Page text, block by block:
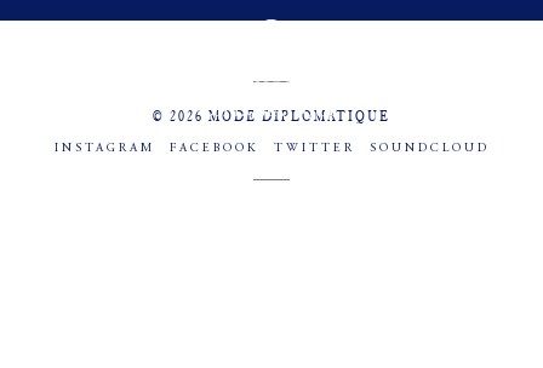
© 2026 MODE DIPLOMATIQUE
INSTAGRAM FACEBOOK TWITTER SOUNDCLOUD